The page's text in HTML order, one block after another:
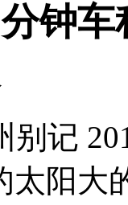
钟
别记
太阳大